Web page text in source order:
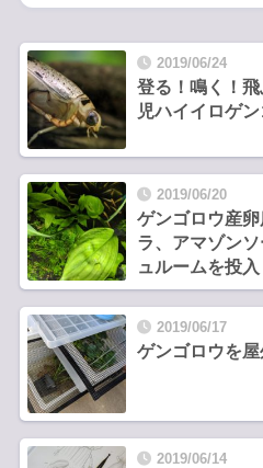
2019/06/24
登る！鳴く！
児ハイイロゲ
2019/06/20
ゲンゴロウ産
ラ、アマゾン
ュルームを投入
2019/06/17
ゲンゴロウを屋
2019/06/14